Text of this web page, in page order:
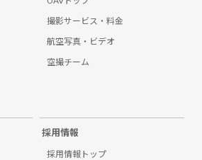
撮影サービス・料金
航空写真・ビデオ
空撮チーム
採用情報
採用情報トップ